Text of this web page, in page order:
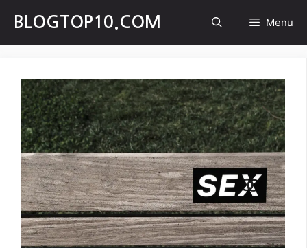
content
BLOGTOP10.COM Menu